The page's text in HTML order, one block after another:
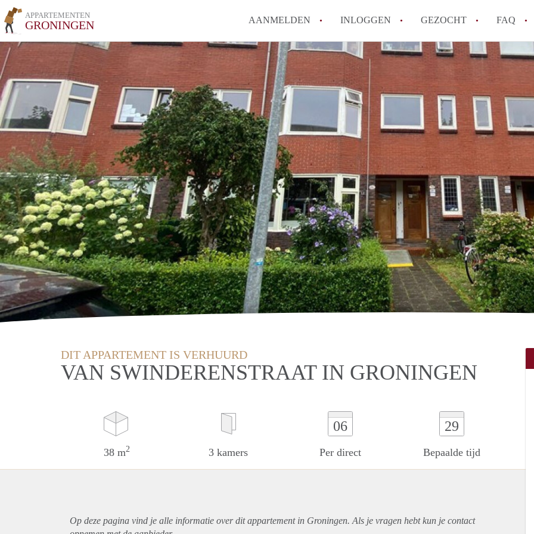
APPARTEMENTEN
GRONINGEN AANMELDEN INLOGGEN GEZOCHT FAQ
Hoe werkt Appartement Groningen
Hoeveel kost het om te reageren op een
How to translate AppartementGroningen?
Wat is AppartementenGroningen?
Wat is de privacyverklaring van
Alle veelgestelde vragen
DIT APPARTEMENT IS VERHUURD
VAN SWINDERENSTRAAT IN GRONINGEN
38 m2 3 kamers
06
Per direct
29
Bepaalde tijd
Op deze pagina vind je alle informatie over ditappartementin Groningen. Als je vragen hebt kun je contact